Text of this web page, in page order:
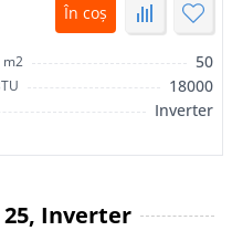
În coș
m2 50
18000
Inverter
25, Inverter